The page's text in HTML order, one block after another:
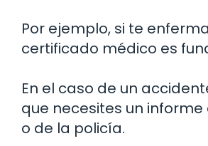
Por ejemplo, si te
certificado médico es
En el caso de un
que necesites un
o de la policía.